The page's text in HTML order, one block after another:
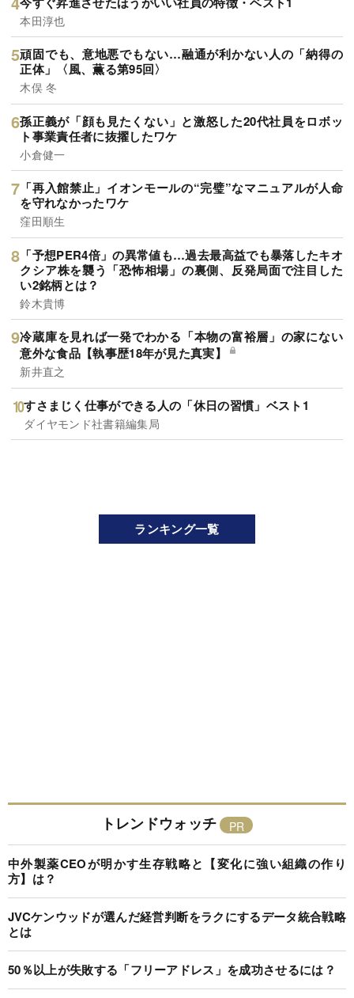
本田淳也
頑固でも、意地悪でもない…融通が利かない人の「納得の
正体」〈風、薫る第95回〉
木俣 冬
孫正義が「顔も見たくない」と激怒した20代社員をロボッ
ト事業責任者に抜擢したワケ
小倉健一
「再入館禁止」イオンモールの“完璧”なマニュアルが人命
を守れなかったワケ
窪田順生
「予想PER4倍」の異常値も…過去最高益でも暴落したキオ
クシア株を襲う「恐怖相場」の裏側、反発局面で注目した
い2銘柄とは？
鈴木貴博
冷蔵庫を見れば一発でわかる「本物の富裕層」の家にない
意外な食品【執事歴18年が見た真実】
新井直之
すさまじく仕事ができる人の「休日の習慣」ベスト1
ダイヤモンド社書籍編集局
ランキング一覧
トレンドウォッチ
中外製薬CEOが明かす生存戦略と【変化に強い組織の作り
方】は？
JVCケンウッドが選んだ経営判断をラクにするデータ統合戦略
とは
50％以上が失敗する「フリーアドレス」を成功させるには？